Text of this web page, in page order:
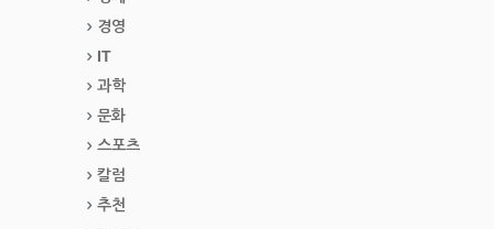
경영
IT
과학
문화
스포츠
칼럼
추천